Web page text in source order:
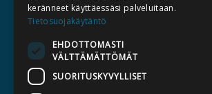
HALUATKO KIRJAILIJAKSI
KIRJA TILAUSTYÖNÄ
MEDIALLE
LASKUTUSOSOITTEET
keränneet käyttäessäsi palveluitaan.
Tietosuojakäytäntö
EHDOTTOMASTI
VÄLTTÄMÄTTÖMÄT
SUORITUSKYVYLLISET